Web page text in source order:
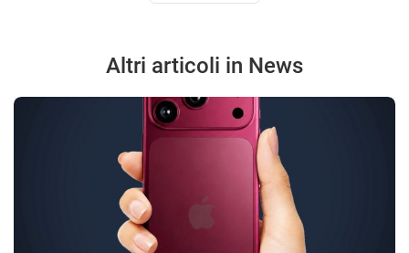
Altri articoli in News